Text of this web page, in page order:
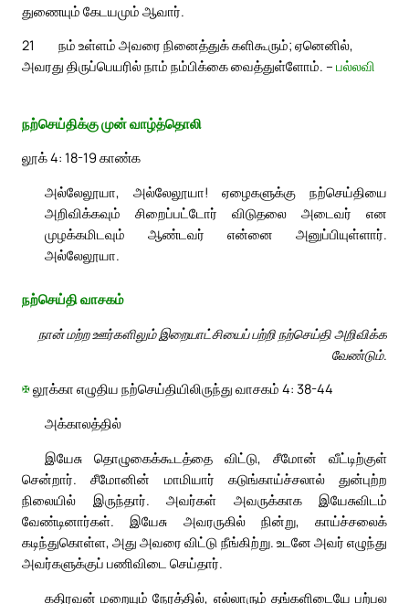
துணையும் கேடயமும் ஆவார்.
21
நம் உள்ளம் அவரை நினைத்துக் களிகூரும்; ஏனெனில்,
அவரது திருப்பெயரில் நாம் நம்பிக்கை வைத்துள்ளோம். – பல்லவி
நற்செய்திக்கு முன் வாழ்த்தொலி
லூக் 4: 18-19 காண்க
அல்லேலூயா, அல்லேலூயா! ஏழைகளுக்கு நற்செய்தியை
அறிவிக்கவும் சிறைப்பட்டோர் விடுதலை அடைவர் என
முழக்கமிடவும் ஆண்டவர் என்னை அனுப்பியுள்ளார்.
அல்லேலூயா.
நற்செய்தி வாசகம்
நான் மற்ற ஊர்களிலும் இறையாட்சியைப் பற்றி நற்செய்தி அறிவிக்க
வேண்டும்.
✠லூக்கா எழுதிய நற்செய்தியிலிருந்து வாசகம் 4: 38-44
அக்காலத்தில்
இயேசு தொழுகைக்கூடத்தை விட்டு, சீமோன் வீட்டிற்குள்
சென்றார். சீமோனின் மாமியார் கடுங்காய்ச்சலால் துன்புற்ற
நிலையில் இருந்தார். அவர்கள் அவருக்காக இயேசுவிடம்
வேண்டினார்கள். இயேசு அவரருகில் நின்று, காய்ச்சலைக்
கடிந்துகொள்ள, அது அவரை விட்டு நீங்கிற்று. உடனே அவர் எழுந்து
அவர்களுக்குப் பணிவிடை செய்தார்.
கதிரவன் மறையும் நேரத்தில், எல்லாரும் தங்களிடையே பற்பல